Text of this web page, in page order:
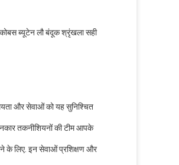
ब्यूटेन लौ बंदूक श्रृंखला सही
और सेवाओं को यह सुनिश्चित
तकनीशियनों की टीम आपके
के लिए. इन सेवाओं प्रशिक्षण और